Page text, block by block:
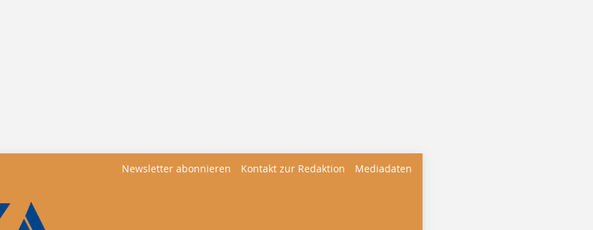
Newsletter abonnieren Kontakt zur Redaktion Mediadaten